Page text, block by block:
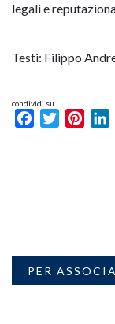
legali e
Testi: Filippo
condividi su
FacebookTwitter
PER